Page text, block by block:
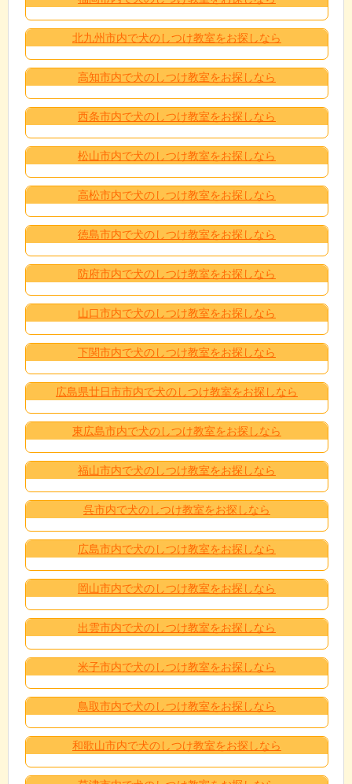
北九州市内で犬のしつけ教室をお探しなら
高知市内で犬のしつけ教室をお探しなら
西条市内で犬のしつけ教室をお探しなら
松山市内で犬のしつけ教室をお探しなら
高松市内で犬のしつけ教室をお探しなら
徳島市内で犬のしつけ教室をお探しなら
防府市内で犬のしつけ教室をお探しなら
山口市内で犬のしつけ教室をお探しなら
下関市内で犬のしつけ教室をお探しなら
広島県廿日市市内で犬のしつけ教室をお探しなら
東広島市内で犬のしつけ教室をお探しなら
福山市内で犬のしつけ教室をお探しなら
呉市内で犬のしつけ教室をお探しなら
広島市内で犬のしつけ教室をお探しなら
岡山市内で犬のしつけ教室をお探しなら
出雲市内で犬のしつけ教室をお探しなら
米子市内で犬のしつけ教室をお探しなら
鳥取市内で犬のしつけ教室をお探しなら
和歌山市内で犬のしつけ教室をお探しなら